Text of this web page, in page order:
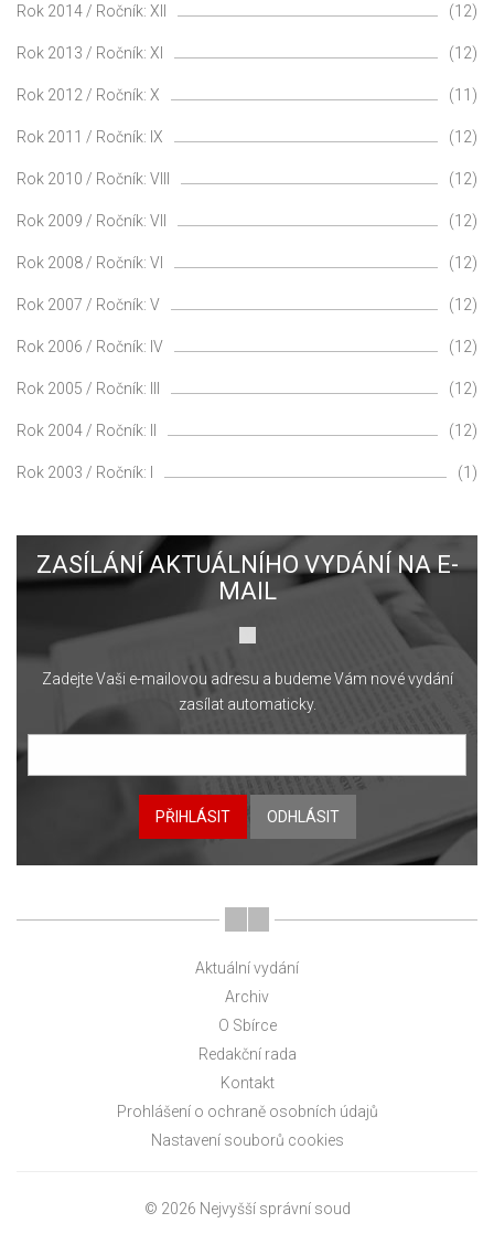
Rok 2014 / Ročník: XII (12)
Rok 2013 / Ročník: XI (12)
Rok 2012 / Ročník: X (11)
Rok 2011 / Ročník: IX (12)
Rok 2010 / Ročník: VIII (12)
Rok 2009 / Ročník: VII (12)
Rok 2008 / Ročník: VI (12)
Rok 2007 / Ročník: V (12)
Rok 2006 / Ročník: IV (12)
Rok 2005 / Ročník: III (12)
Rok 2004 / Ročník: II (12)
Rok 2003 / Ročník: I (1)
ZASÍLÁNÍ AKTUÁLNÍHO VYDÁNÍ NA E-
MAIL
Zadejte Vaši e-mailovou adresu a budeme Vám nové vydání
zasílat automaticky.
PŘIHLÁSIT ODHLÁSIT
Aktuální vydání
Archiv
O Sbírce
Redakční rada
Kontakt
Prohlášení o ochraně osobních údajů
Nastavení souborů cookies
© 2026 Nejvyšší správní soud